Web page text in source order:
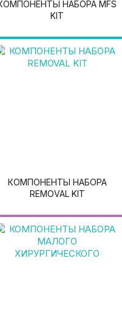
НАБОРА MFS
KIT
КОМПОНЕНТЫ НАБОРА
REMOVAL KIT